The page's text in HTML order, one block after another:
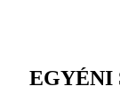
EGYÉNI